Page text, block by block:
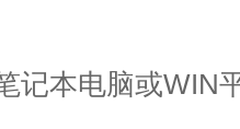
记本电脑或WIN